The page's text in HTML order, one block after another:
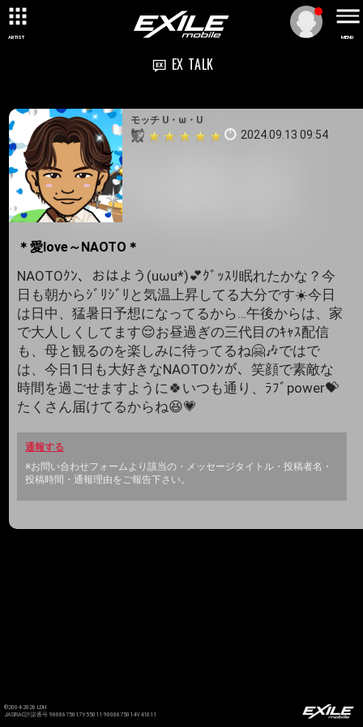
ARTIST MENU
EX TALK
モッチ U・ω・U
2024.09.13 09:54
＊愛love～NAOTO＊
NAOTOｸﾝ、おはよう(uωu*)💕ｸﾞｯｽﾘ眠れたかな？今
日も朝からｼﾞﾘｼﾞﾘと気温上昇してる大分です☀️今日
は日中、猛暑日予想になってるから…午後からは、家
で大人しくしてます😌お昼過ぎの三代目のｷｬｽ配信
も、母と観るのを楽しみに待ってるね🤗🎶ではで
は、今日1日も大好きなNAOTOｸﾝが、笑顔で素敵な
時間を過ごせますように🍀いつも通り、ﾗﾌﾞpower💝
たくさん届けてるからね😆💗
通報する
※お問い合わせフォームより該当の・メッセージタイトル・投稿者名・
投稿時間・通報理由をご報告下さい。
©2004-2026 LDH
JASRAC許諾番号 9008675017Y55011 9008675014Y41011